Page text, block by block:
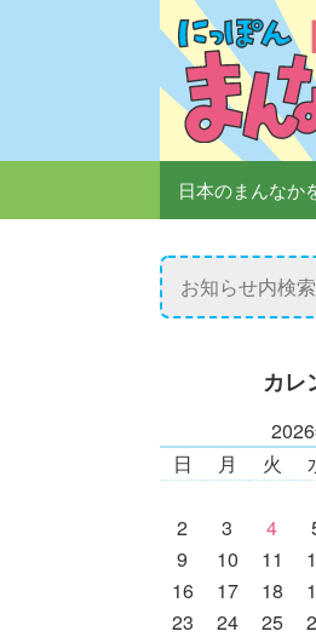
日本のまんなか
カレ
日
月 火
2
3 4
9
10 11
16
17 18
23
24 25